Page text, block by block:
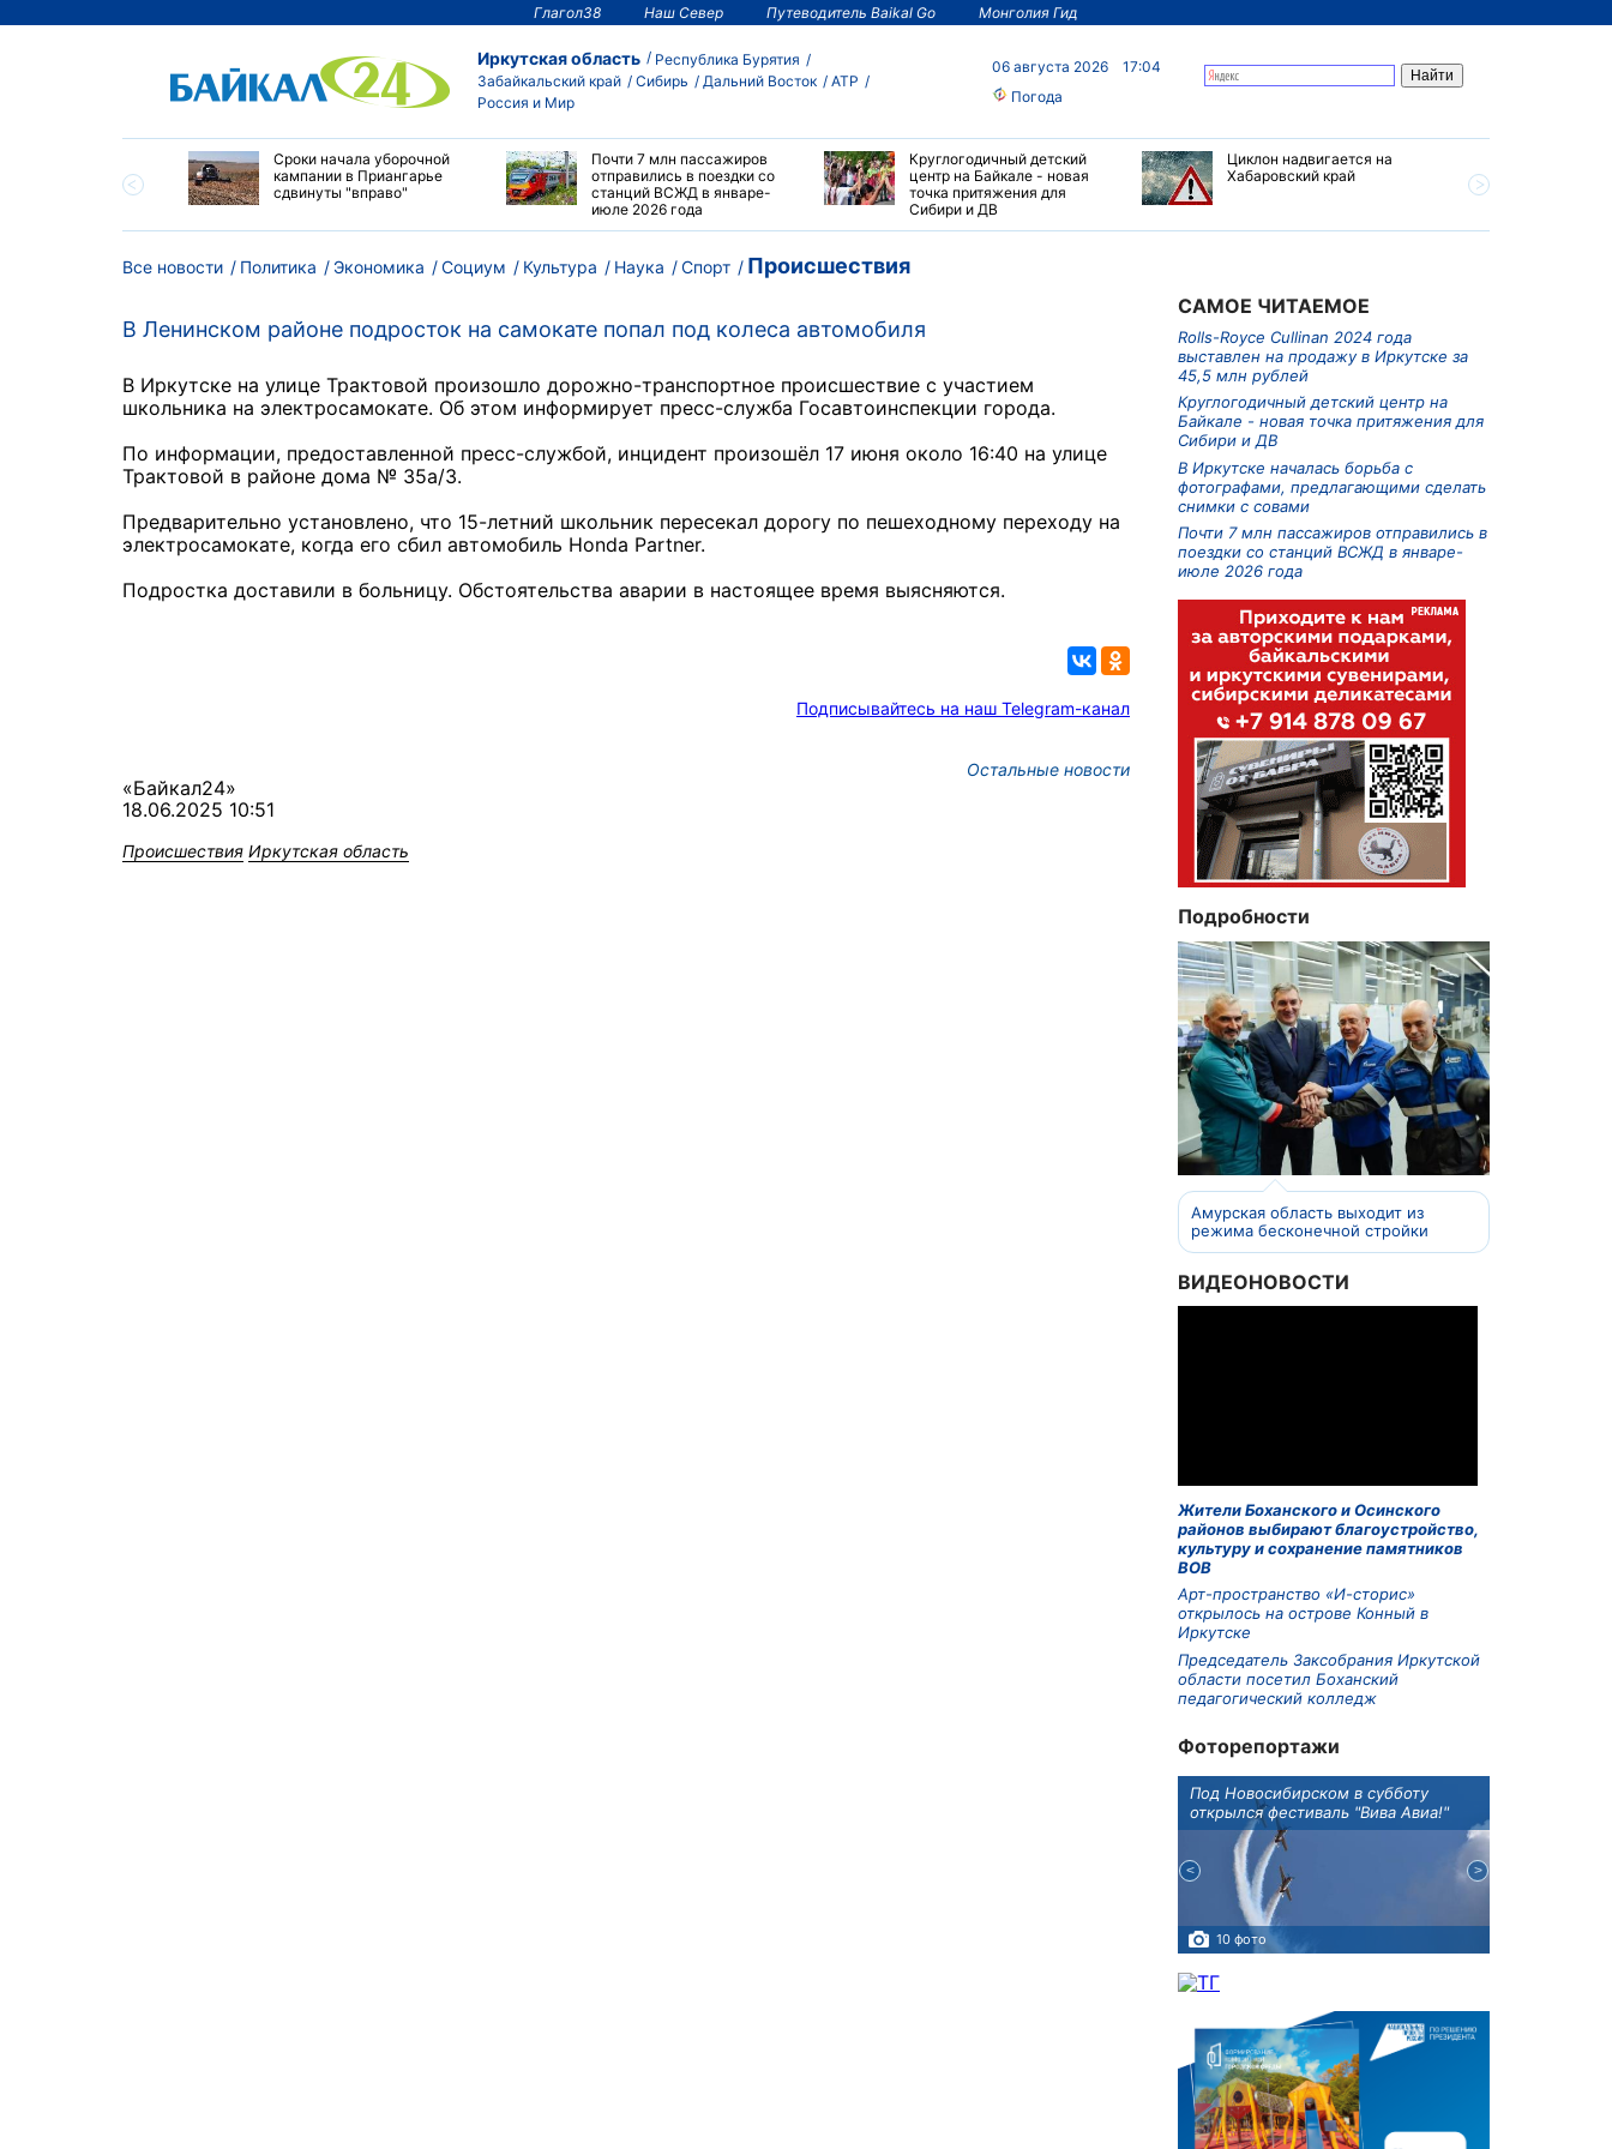
Глагол38 Наш Север Путеводитель Baikal Go Монголия Гид
Иркутская область
Республика Бурятия
Забайкальский край
Сибирь Дальний Восток
АТР
Россия и Мир
06 августа 2026
17:04
Погода
колледжах
Сроки начала уборочной
кампании в Приангарье
сдвинуты "вправо"
Почти 7 млн пассажиров
отправились в поездки со
станций ВСЖД в январе-
июле 2026 года
Круглогодичный детский
центр на Байкале - новая
точка притяжения для
Сибири и ДВ
Циклон надвигается на
Хабаровский край
Все новости Политика Экономика Социум Культура Наука Спорт Происшествия
В Ленинском районе подросток на самокате попал под колеса автомобиля
В Иркутске на улице Трактовой произошло дорожно-транспортное происшествие с участием
школьника на электросамокате. Об этом информирует пресс-служба Госавтоинспекции города.
По информации, предоставленной пресс-службой, инцидент произошёл 17 июня около 16:40 на улице
Трактовой в районе дома № 35а/3.
Предварительно установлено, что 15-летний школьник пересекал дорогу по пешеходному переходу на
электросамокате, когда его сбил автомобиль Honda Partner.
Подростка доставили в больницу. Обстоятельства аварии в настоящее время выясняются.
Подписывайтесь на наш Telegram-канал
Остальные новости
«Байкал24»
18.06.2025 10:51
Происшествия Иркутская область
САМОЕ ЧИТАЕМОЕ
Rolls-Royce Cullinan 2024 года
выставлен на продажу в Иркутске за
45,5 млн рублей
Круглогодичный детский центр на
Байкале - новая точка притяжения для
Сибири и ДВ
В Иркутске началась борьба с
фотографами, предлагающими сделать
снимки с совами
Почти 7 млн пассажиров отправились в
поездки со станций ВСЖД в январе-
июле 2026 года
Подробности
Амурская область выходит из
режима бесконечной стройки
ВИДЕОНОВОСТИ
Жители Боханского и Осинского
районов выбирают благоустройство,
культуру и сохранение памятников
ВОВ
Арт-пространство «И-сторис»
открылось на острове Конный в
Иркутске
Председатель Заксобрания Иркутской
области посетил Боханский
педагогический колледж
Фоторепортажи
Под Новосибирском в субботу
открылся фестиваль "Вива Авиа!"
10 фото